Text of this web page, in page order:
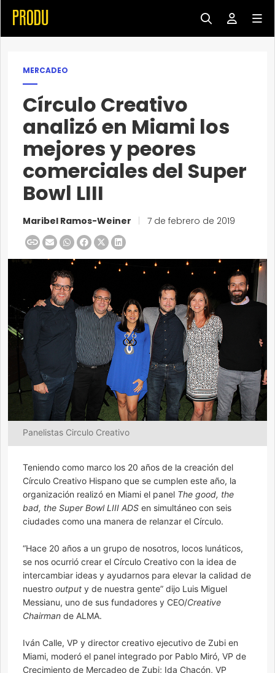
MERCADEO
Círculo Creativo
analizó en Miami los
mejores y peores
comerciales del Super
Bowl LIII
Maribel Ramos-Weiner 7 de febrero de 2019
Panelistas Circulo Creativo
Teniendo como marco los 20 años de la creación del
Círculo Creativo Hispano que se cumplen este año, la
organización realizó en Miami el panel The good, the
bad, the Super Bowl LIII ADS en simultáneo con seis
ciudades como una manera de relanzar el Círculo.
“Hace 20 años a un grupo de nosotros, locos lunáticos,
se nos ocurrió crear el Círculo Creativo con la idea de
intercambiar ideas y ayudarnos para elevar la calidad de
nuestro output y de nuestra gente” dijo Luis Miguel
Messianu, uno de sus fundadores y CEO/Creative
Chairman de ALMA.
Iván Calle, VP y director creativo ejecutivo de Zubi en
Miami, moderó el panel integrado por Pablo Miró, VP de
Crecimiento de Mercadeo de Zubi; Ida Chacón, VP